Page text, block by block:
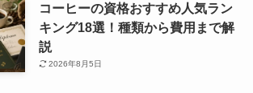
コーヒーの資格おすすめ人気ラン
キング18選！種類から費用まで解
説
2026年8月5日